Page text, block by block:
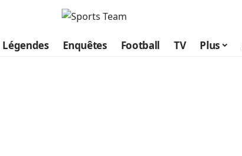
Légendes Enquêtes Football TV Plus